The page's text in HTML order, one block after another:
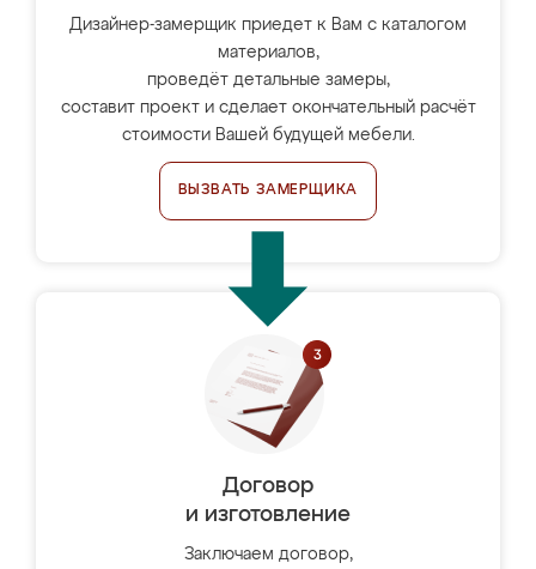
Дизайнер-замерщик приедет к Вам с каталогом
материалов,
проведёт детальные замеры,
составит проект и сделает окончательный расчёт
стоимости Вашей будущей мебели.
ВЫЗВАТЬ ЗАМЕРЩИКА
Договор
и изготовление
Заключаем договор,